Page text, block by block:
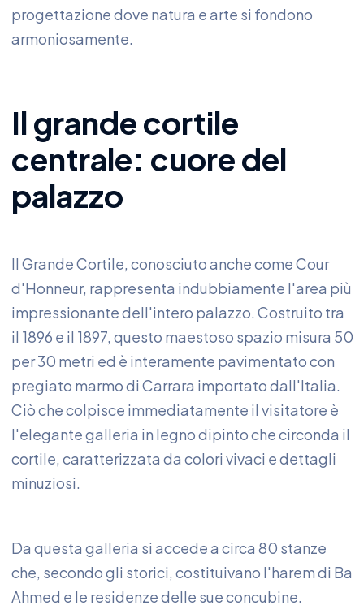
progettazione dove natura e arte si fondono
armoniosamente.
Il grande cortile
centrale: cuore del
palazzo
Il Grande Cortile, conosciuto anche come Cour
d'Honneur, rappresenta indubbiamente l'area più
impressionante dell'intero palazzo. Costruito tra
il 1896 e il 1897, questo maestoso spazio misura 50
per 30 metri ed è interamente pavimentato con
pregiato marmo di Carrara importato dall'Italia.
Ciò che colpisce immediatamente il visitatore è
l'elegante galleria in legno dipinto che circonda il
cortile, caratterizzata da colori vivaci e dettagli
minuziosi.
Da questa galleria si accede a circa 80 stanze
che, secondo gli storici, costituivano l'harem di Ba
Ahmed e le residenze delle sue concubine.